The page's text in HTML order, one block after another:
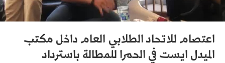
اعتصام للاتحاد الطلابي العام داخل مكتب
الميدل ايست في الحمرا للمطالة باسترداد